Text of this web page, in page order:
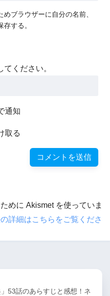
ブラウザーに自分の名前、
する。
てください。
通知
取る
めに Akismet を使っていま
詳細はこちらをご覧くださ
53話のあらすじと感想！ネ